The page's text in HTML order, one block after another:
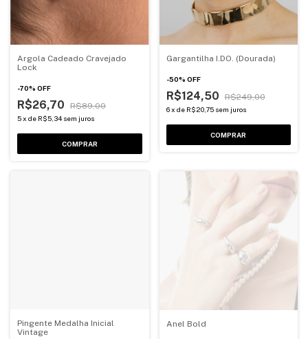
Argola Cadeado Cravejado
Lock
-70% OFF
R$26,70 R$89,00
5x de R$5,34 sem juros
COMPRAR
Gargantilha I.DO. (Dourada)
-50% OFF
R$124,50 R$249,00
6 x de R$20,75 sem juros
Pingente Medalha Inicial
Vintage
Anel Bold